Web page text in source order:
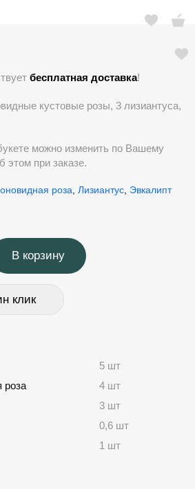
Нижний Новгород
По оттенкам
Найти
бесплатная доставка!
кустовые розы, 3 лизиантуса,
можно изменить по Вашему
при заказе.
роза Лизиантус, Эвкалипт
В корзину
клик
5 шт
роза
4 шт
3 шт
0,6 шт
1 шт